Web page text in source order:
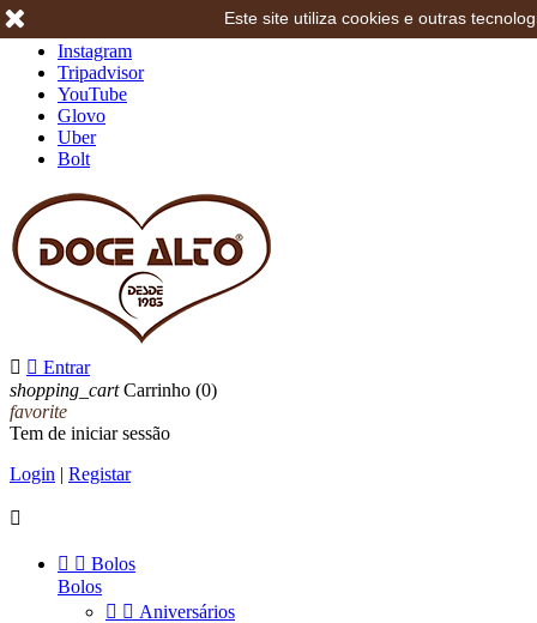
Instagram
Tripadvisor
YouTube
Glovo
Uber
Bolt
  Entrar
shopping_cart Carrinho (0)
favorite
Tem de iniciar sessão
Login | Registar

  Bolos
Bolos
  Aniversários
Este site utiliza cookies e outras